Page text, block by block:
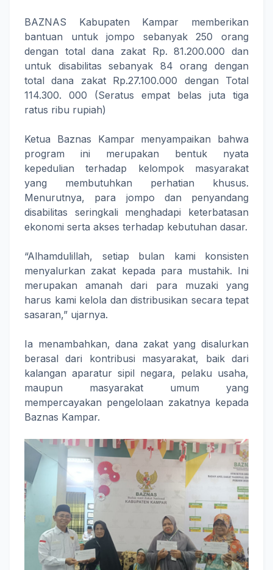
BAZNAS Kabupaten Kampar memberikan
bantuan untuk jompo sebanyak 250 orang
dengan total dana zakat Rp. 81.200.000 dan
untuk disabilitas sebanyak 84 orang dengan
total dana zakat Rp.27.100.000 dengan Total
114.300. 000 (Seratus empat belas juta tiga
ratus ribu rupiah)
Ketua Baznas Kampar menyampaikan bahwa
program ini merupakan bentuk nyata
kepedulian terhadap kelompok masyarakat
yang membutuhkan perhatian khusus.
Menurutnya, para jompo dan penyandang
disabilitas seringkali menghadapi keterbatasan
ekonomi serta akses terhadap kebutuhan dasar.
“Alhamdulillah, setiap bulan kami konsisten
menyalurkan zakat kepada para mustahik. Ini
merupakan amanah dari para muzaki yang
harus kami kelola dan distribusikan secara tepat
sasaran,” ujarnya.
Ia menambahkan, dana zakat yang disalurkan
berasal dari kontribusi masyarakat, baik dari
kalangan aparatur sipil negara, pelaku usaha,
maupun masyarakat umum yang
mempercayakan pengelolaan zakatnya kepada
Baznas Kampar.